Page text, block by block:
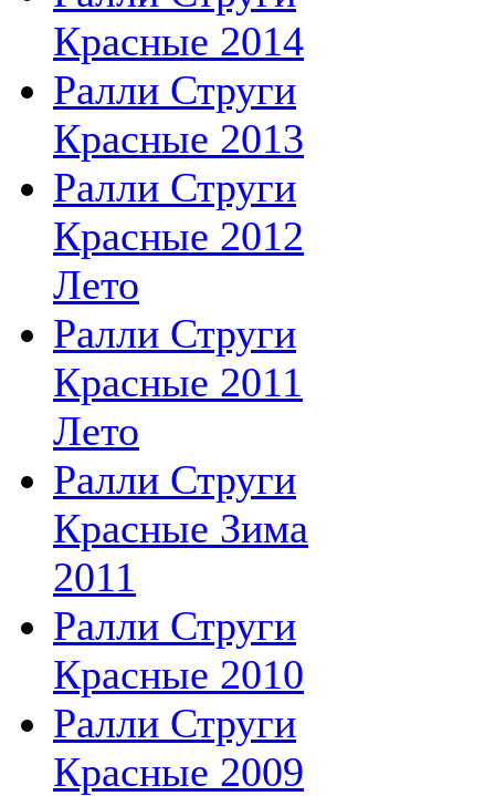
Красные 2014
Ралли Струги
Красные 2013
Ралли Струги
Красные 2012
Лето
Ралли Струги
Красные 2011
Лето
Ралли Струги
Красные Зима
2011
Ралли Струги
Красные 2010
Ралли Струги
Красные 2009